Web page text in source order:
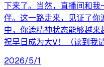
下来了。当然，直播间和
伴。这一路走来，见证了
中，你漉精神状态能够越来
祝早日成为大V！（读到我
2026/5/1